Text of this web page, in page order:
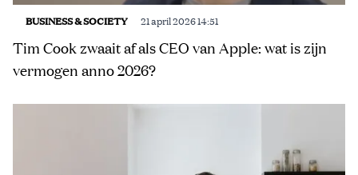
BUSINESS & SOCIETY 21 april 2026 14:51
Tim Cook zwaait af als CEO van Apple: wat is zijn
vermogen anno 2026?